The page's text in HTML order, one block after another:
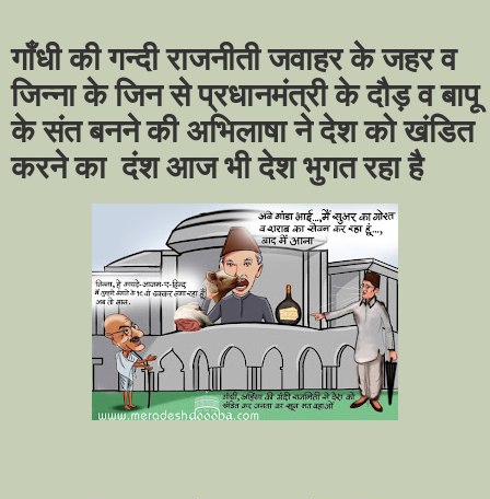
गाँधी की गन्दी राजनीती जवाहर के जहर व
जिन्ना के जिन से प्रधानमंत्री के दौड़ व बापू
के संत बनने की अभिलाषा ने देश को खंडित
करने का दंश आज भी देश भुगत रहा है